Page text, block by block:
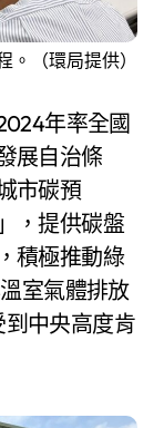
（環局提供）
年率全國
展自治條
市碳預
，提供碳盤
積極推動綠
室氣體排放
到中央高度肯